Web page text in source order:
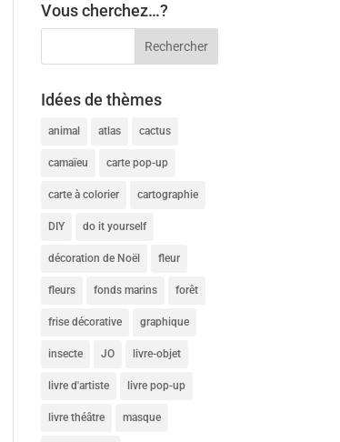
Vous cherchez…?
Idées de thèmes
animal atlas cactus
camaïeu carte pop-up
carte à colorier cartographie
DIY do it yourself
décoration de Noël fleur
fleurs fonds marins forêt
frise décorative graphique
insecte JO livre-objet
livre d'artiste livre pop-up
livre théâtre masque